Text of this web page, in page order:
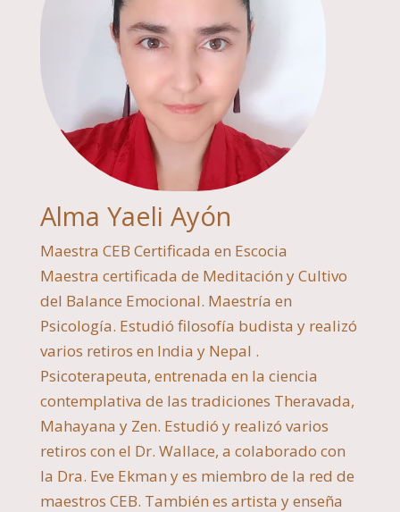
Alma Yaeli Ayón
Maestra CEB Certificada en Escocia
Maestra certificada de Meditación y Cultivo
del Balance Emocional. Maestría en
Psicología. Estudió filosofía budista y realizó
varios retiros en India y Nepal .
Psicoterapeuta, entrenada en la ciencia
contemplativa de las tradiciones Theravada,
Mahayana y Zen. Estudió y realizó varios
retiros con el Dr. Wallace, a colaborado con
la Dra. Eve Ekman y es miembro de la red de
maestros CEB. También es artista y enseña